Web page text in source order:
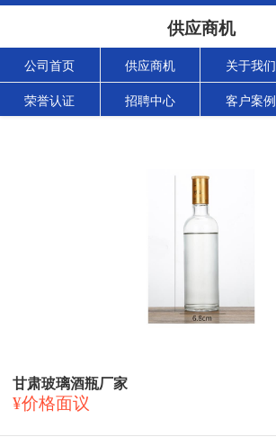
供应商机
公司首页 供应商机 关于我们
荣誉认证 招聘中心 客户案例
甘肃玻璃酒瓶厂家
¥价格面议